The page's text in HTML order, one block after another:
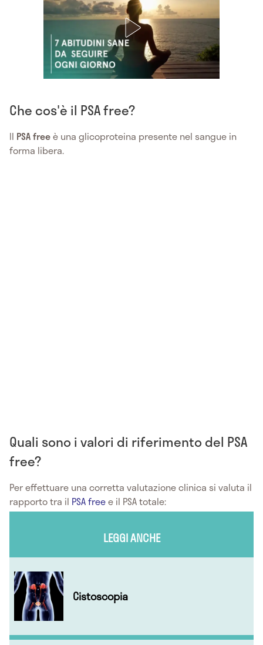
Che cos'è il PSA free?
Il PSA freeè una glicoproteina presente nel sangue in
forma libera.
Quali sono i valori di riferimento del PSA
free?
Per effettuare una corretta valutazione clinica si valuta il
rapporto tra il PSA freee il PSA totale:
LEGGI ANCHE
Cistoscopia